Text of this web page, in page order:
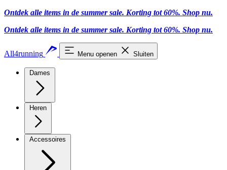
Ontdek alle items in de summer sale. Korting tot 60%. Shop nu.
Ontdek alle items in de summer sale. Korting tot 60%. Shop nu.
All4running Menu openen Sluiten
Dames
Heren
Accessoires